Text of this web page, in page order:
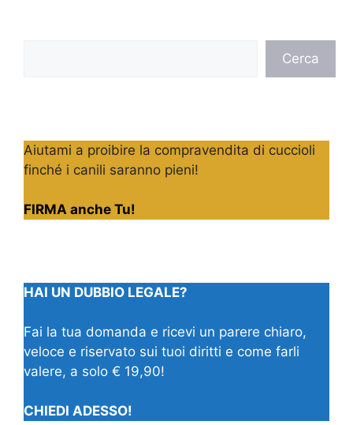
Cerca
Aiutami a proibire la compravendita di cuccioli
finché i canili saranno pieni!
FIRMA anche Tu!
HAI UN DUBBIO LEGALE?
Fai la tua domanda e ricevi un parere chiaro,
veloce e riservato sui tuoi diritti e come farli
valere, a solo € 19,90!
CHIEDI ADESSO!